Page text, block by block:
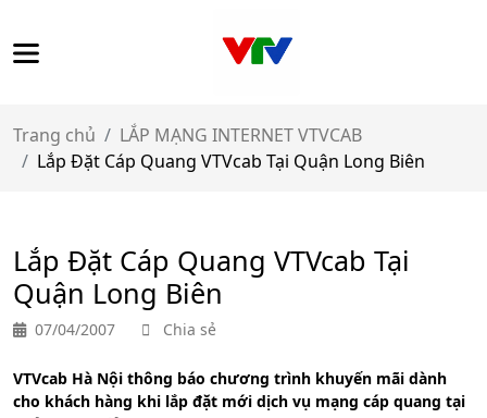
Trang chủ
LẮP MẠNG INTERNET VTVCAB
Lắp Đặt Cáp Quang VTVcab Tại Quận Long Biên
Lắp Đặt Cáp Quang VTVcab Tại
Quận Long Biên
07/04/2007 Chia sẻ
VTVcab Hà Nội thông báo chương trình khuyến mãi dành
cho khách hàng khi lắp đặt mới dịch vụ mạng cáp quang tại